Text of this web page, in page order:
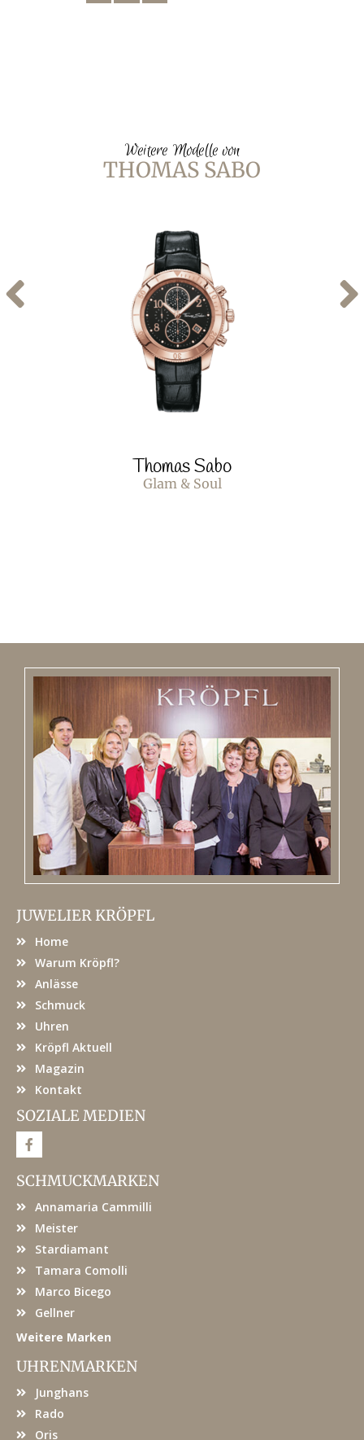
Weitere Modelle von
THOMAS SABO
Thomas Sabo
Glam & Soul
JUWELIER KRÖPFL
Home
Warum Kröpfl?
Anlässe
Schmuck
Uhren
Kröpfl Aktuell
Magazin
Kontakt
SOZIALE MEDIEN
F
a
e
b
o
SCHMUCKMARKEN
Annamaria Cammilli
Meister
Stardiamant
Tamara Comolli
Marco Bicego
Gellner
Weitere Marken
UHRENMARKEN
Junghans
Rado
Oris